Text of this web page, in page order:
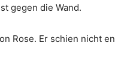
gegen die Wand.
Rose. Er schien nicht